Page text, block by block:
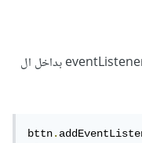
الخطأ في الكود أن حضرتك قمتى بوضع ال eventListener بداخل ال
bttn.